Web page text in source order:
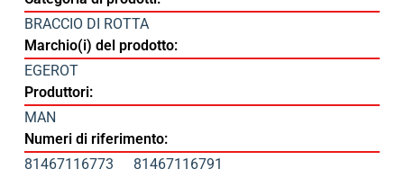
BRACCIO DI ROTTA
Marchio(i) del prodotto:
EGEROT
Produttori:
MAN
Numeri di riferimento:
81467116773
81467116791